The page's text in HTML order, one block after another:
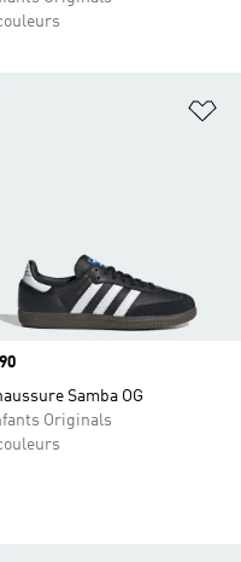
à la Liste de produits
Samba OG
Originals